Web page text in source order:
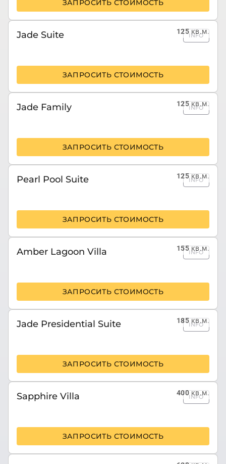
ЗАПРОСИТЬ СТОИМОСТЬ
125кв.м.
Jade Suite INFO
ЗАПРОСИТЬ СТОИМОСТЬ
125кв.м.
Jade Family INFO
ЗАПРОСИТЬ СТОИМОСТЬ
125кв.м.
Pearl Pool Suite INFO
ЗАПРОСИТЬ СТОИМОСТЬ
155кв.м.
Amber Lagoon Villa INFO
ЗАПРОСИТЬ СТОИМОСТЬ
185кв.м.
Jade Presidential Suite INFO
ЗАПРОСИТЬ СТОИМОСТЬ
400кв.м.
Sapphire Villa INFO
ЗАПРОСИТЬ СТОИМОСТЬ